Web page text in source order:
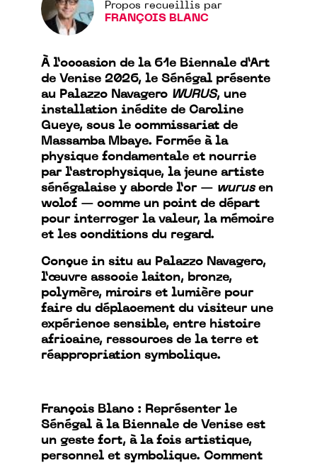
Propos recueillis par
FRANÇOIS BLANC
À l’occasion de la 61e Biennale d’Art
de Venise 2026, le Sénégal présente
au Palazzo Navagero WURUS, une
installation inédite de Caroline
Gueye, sous le commissariat de
Massamba Mbaye. Formée à la
physique fondamentale et nourrie
par l’astrophysique, la jeune artiste
sénégalaise y aborde l’or — wurusen
wolof — comme un point de départ
pour interroger la valeur, la mémoire
et les conditions du regard.
Conçue in situ au Palazzo Navagero,
l’œuvre associe laiton, bronze,
polymère, miroirs et lumière pour
faire du déplacement du visiteur une
expérience sensible, entre histoire
africaine, ressources de la terre et
réappropriation symbolique.
François Blanc : Représenter le
Sénégal à la Biennale de Venise est
un geste fort, à la fois artistique,
personnel et symbolique. Comment